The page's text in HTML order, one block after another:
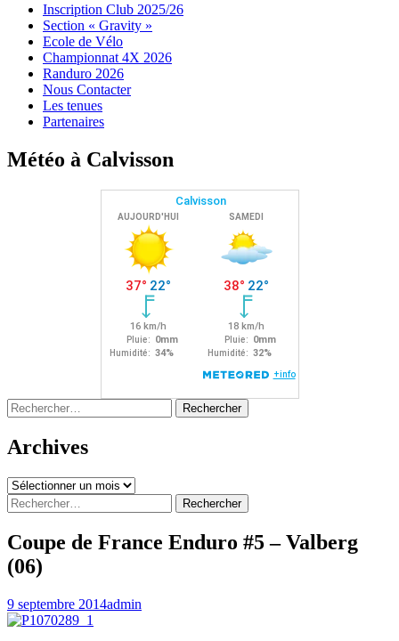
Menu
Widgets
Recherche
Aller
contenu
Inscription Club 2025/26
Section « Gravity »
Ecole de Vélo
Championnat 4X 2026
Randuro 2026
Nous Contacter
Les tenues
Partenaires
Météo à Calvisson
Rechercher :
Archives
Archives
Rechercher :
Coupe de France Enduro #5 – Valberg
(06)
9 septembre 2014admin